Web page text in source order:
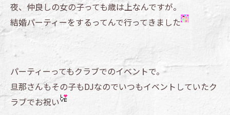
夜、仲良しの女の子っても歳は上なんですが。
結婚パーティーをするってんで行ってきました
パーティーってもクラブでのイベントで。
旦那さんもその子もDJなのでいつもイベントしていたク
ラブでお祝い